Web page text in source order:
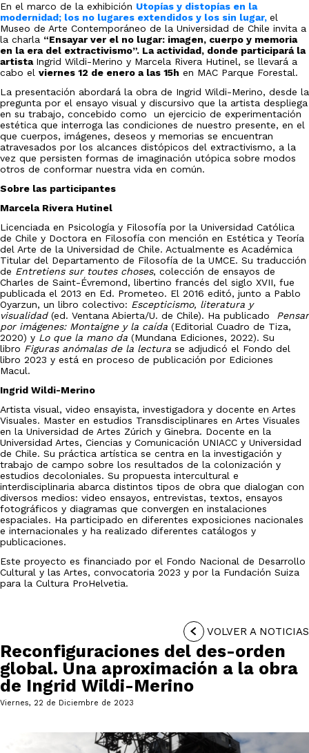
En el marco de la exhibición Utopías y distopías en la
modernidad; los no lugares extendidos y los sin lugar, el
Museo de Arte Contemporáneo de la Universidad de Chile invita a
la charla “Ensayar ver el no lugar: imagen, cuerpo y memoria
en la era del extractivismo”. La actividad, donde participará la
artista Ingrid Wildi-Merino y Marcela Rivera Hutinel, se llevará a
cabo el viernes 12 de enero a las 15h en MAC Parque Forestal.
La presentación abordará la obra de Ingrid Wildi-Merino, desde la
pregunta por el ensayo visual y discursivo que la artista despliega
en su trabajo, concebido como un ejercicio de experimentación
estética que interroga las condiciones de nuestro presente, en el
que cuerpos, imágenes, deseos y memorias se encuentran
atravesados por los alcances distópicos del extractivismo, a la
vez que persisten formas de imaginación utópica sobre modos
otros de conformar nuestra vida en común.
Sobre las participantes
Marcela Rivera Hutinel
Licenciada en Psicología y Filosofía por la Universidad Católica
de Chile y Doctora en Filosofía con mención en Estética y Teoría
del Arte de la Universidad de Chile. Actualmente es Académica
Titular del Departamento de Filosofía de la UMCE. Su traducción
de Entretiens sur toutes choses, colección de ensayos de
Charles de Saint-Évremond, libertino francés del siglo XVII, fue
publicada el 2013 en Ed. Prometeo. El 2016 editó, junto a Pablo
Oyarzun, un libro colectivo: Escepticismo, literatura y
visualidad(ed. Ventana Abierta/U. de Chile). Ha publicado Pensar
por imágenes: Montaigne y la caída (Editorial Cuadro de Tiza,
2020) y Lo que la mano da (Mundana Ediciones, 2022). Su
libro Figuras anómalas de la lectura se adjudicó el Fondo del
libro 2023 y está en proceso de publicación por Ediciones
Macul.
Ingrid Wildi-Merino
Artista visual, video ensayista, investigadora y docente en Artes
Visuales. Master en estudios Transdisciplinares en Artes Visuales
en la Universidad de Artes Zúrich y Ginebra. Docente en la
Universidad Artes, Ciencias y Comunicación UNIACC y Universidad
de Chile. Su práctica artística se centra en la investigación y
trabajo de campo sobre los resultados de la colonización y
estudios decoloniales. Su propuesta intercultural e
interdisciplinaria abarca distintos tipos de obra que dialogan con
diversos medios: video ensayos, entrevistas, textos, ensayos
fotográficos y diagramas que convergen en instalaciones
espaciales. Ha participado en diferentes exposiciones nacionales
e internacionales y ha realizado diferentes catálogos y
publicaciones.
Este proyecto es financiado por el Fondo Nacional de Desarrollo
Cultural y las Artes, convocatoria 2023 y por la Fundación Suiza
para la Cultura ProHelvetia.
VOLVER A NOTICIAS
Reconfiguraciones del des-orden
global. Una aproximación a la obra
de Ingrid Wildi-Merino
Viernes, 22 de Diciembre de 2023